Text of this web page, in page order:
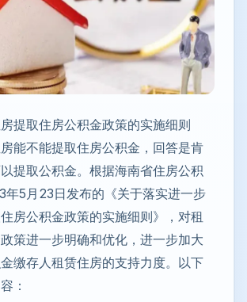
提取住房公积金政策的实施细则
能不能提取住房公积金，回答是肯
提取公积金。根据海南省住房公积
年5月23日发布的《关于落实进一步
房公积金政策的实施细则》，对租
策进一步明确和优化，进一步加大
缴存人租赁住房的支持力度。以下
：